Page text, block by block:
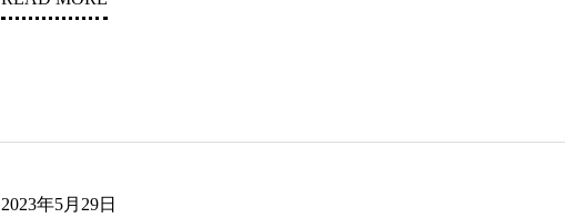
2023年5月29日